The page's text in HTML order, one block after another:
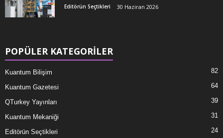
Editörün Seçtikleri 30 Haziran 2026
POPÜLER KATEGORİLER
Kuantum Bilişim 82
Kuantum Gazetesi 64
QTurkey Yayınları 39
Kuantum Mekaniği 31
Editörün Seçtikleri 24